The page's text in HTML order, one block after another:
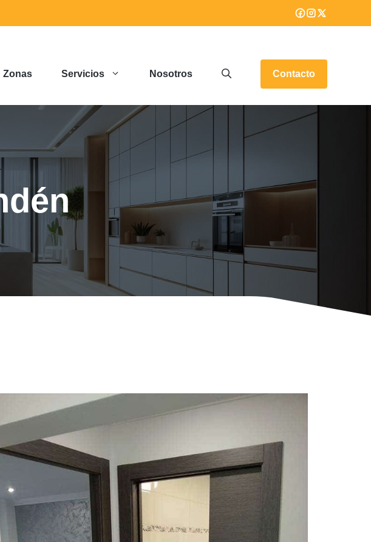
Zonas Servicios Nosotros Contacto